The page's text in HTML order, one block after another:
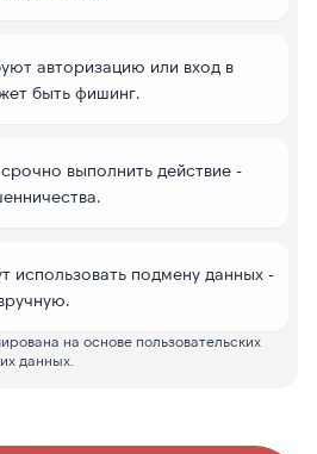
авторизацию или вход в
быть фишинг.
выполнить действие -
использовать подмену данных -
на основе пользовательских
данных.